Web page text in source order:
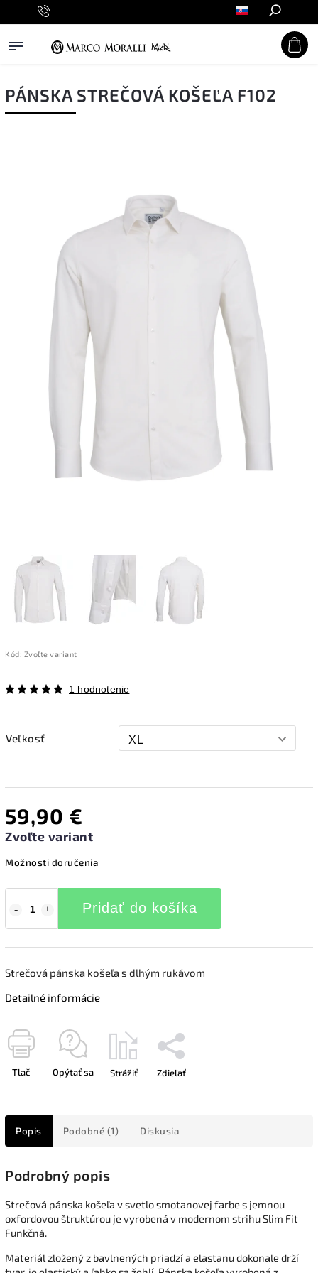
Hľadať
PÁNSKA STREČOVÁ KOŠEĽA F102
Kód: Zvoľte variant
1 hodnotenie
Veľkosť
59,90 €
Zvoľte variant
Možnosti doručenia
Pridať do košíka
Strečová pánska košeľa s dlhým rukávom
Detailné informácie
Tlač Opýtať sa Strážiť Zdieľať
Popis Podobné (1) Diskusia
Podrobný popis
Strečová pánska košeľa v svetlo smotanovej farbe s jemnou
oxfordovou štruktúrou je vyrobená v modernom strihu Slim Fit
Funkčná.
Materiál zložený z bavlnených priadzí a elastanu dokonale drží